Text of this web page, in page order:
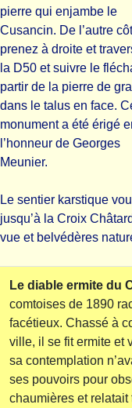
pierre qui enjambe le
Cusancin. De l’autre
prenez à droite et
la D50 et suivre le
partir de la pierre de
dans le talus en face.
monument a été érigé
l’honneur de Georges
Meunier.
Le sentier karstique
jusqu’à la Croix
vue et belvédères
Le diable ermite du
comtoises de 1890
facétieux. Chassé à
ville, il se fit ermite et
sa contemplation
ses pouvoirs pour
chaumières et